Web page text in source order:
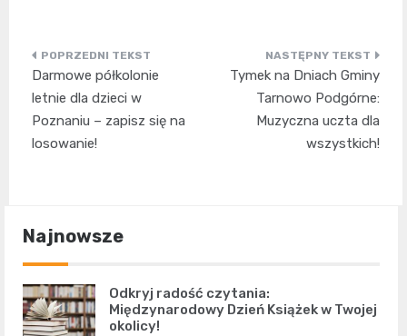
Nawigacja
wpisu
Darmowe półkolonie
letnie dla dzieci w
Poznaniu – zapisz się na
losowanie!
Tymek na Dniach Gminy
Tarnowo Podgórne:
Muzyczna uczta dla
wszystkich!
Najnowsze
Odkryj radość czytania:
Międzynarodowy Dzień Książek w Twojej
okolicy!